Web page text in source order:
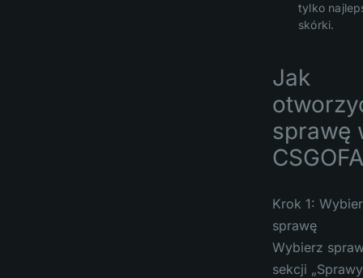
tylko
skórki.
Jak
sprawę
Krok 1:
sprawę
Wybierz
sekcji